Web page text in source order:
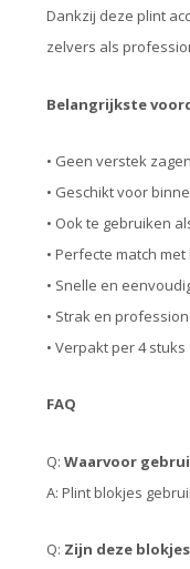
Dankzij deze plint
zelvers als
Belangrijkste
• Geen verstek
• Geschikt voor
• Ook te gebruiken
• Perfecte match
• Snelle en
• Strak en
• Verpakt per 4 stuks
FAQ
Q: Waarvoor
A: Plint blokjes
Q: Zijn deze